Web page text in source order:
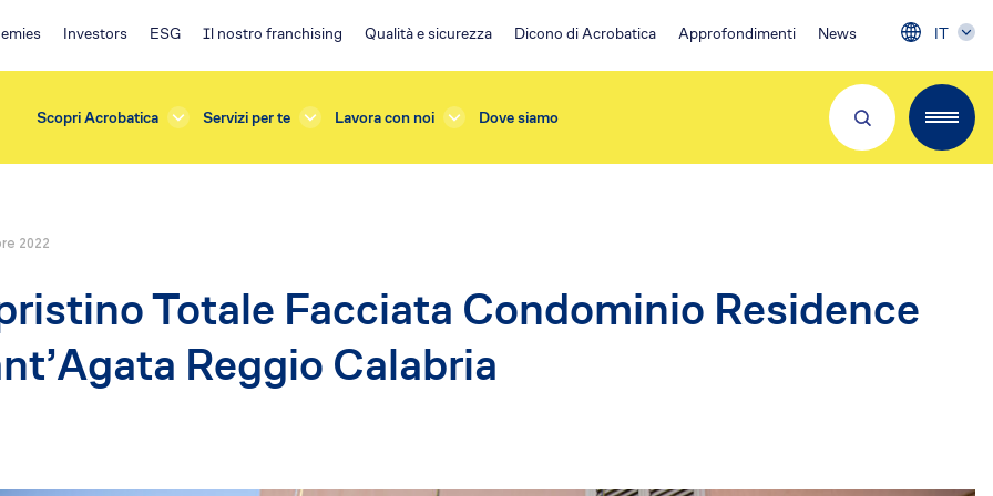
Investors ESG Il nostro franchising Qualità e sicurezza Dicono di Acrobatica Approfondimenti News IT
e Manutenzioni
ESG
Ambiente
Impegno sociale
Scopri Acrobatica Servizi per te Lavora con noi Dove siamo
2022
Totale Facciata Condominio Residence
Reggio Calabria